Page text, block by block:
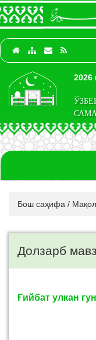
2026
Бош саҳифа /
Долзарб
Ғийбат улкан